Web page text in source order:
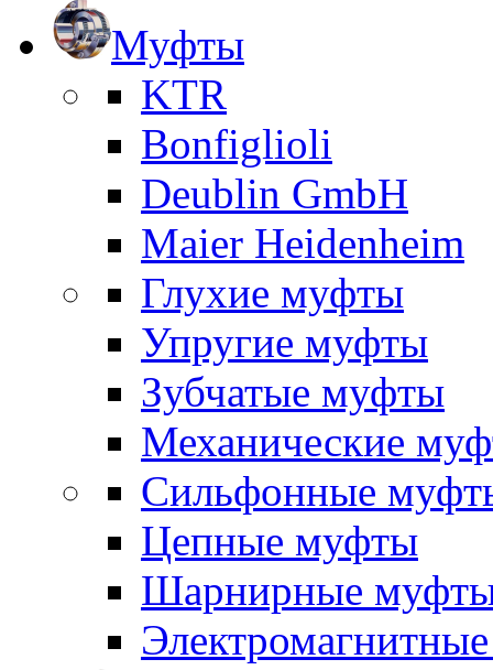
Муфты
KTR
Bonfiglioli
Deublin GmbH
Maier Heidenheim
Глухие муфты
Упругие муфты
Зубчатые муфты
Механические
Сильфонные
Цепные муфты
Шарнирные